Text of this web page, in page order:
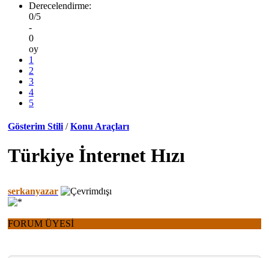
Derecelendirme:
0/5
-
0
oy
1
2
3
4
5
Gösterim Stili / Konu Araçları
Türkiye İnternet Hızı
serkanyazar
FORUM ÜYESİ